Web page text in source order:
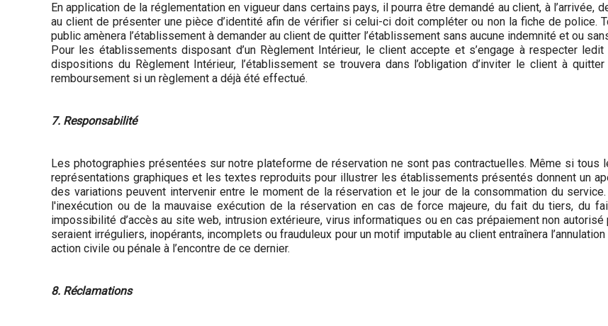
En application de la réglementation en vigueur dans certains pays, il pourra être demandé au client, à
au client de présenter une pièce d’identité afin de vérifier si celui-ci doit compléter ou non la fiche de police.
public amènera l’établissement à demander au client de quitter l’établissement sans aucune indemnité et ou
Pour les établissements disposant d’un Règlement Intérieur, le client accepte et s’engage à respecter
dispositions du Règlement Intérieur, l’établissement se trouvera dans l’obligation d’inviter le client à
remboursement si un règlement a déjà été effectué.
7. Responsabilité
Les photographies présentées sur notre plateforme de réservation ne sont pas contractuelles. Même si
représentations graphiques et les textes reproduits pour illustrer les établissements présentés donnent un
des variations peuvent intervenir entre le moment de la réservation et le jour de la consommation du
l'inexécution ou de la mauvaise exécution de la réservation en cas de force majeure, du fait du tiers, du
impossibilité d’accès au site web, intrusion extérieure, virus informatiques ou en cas prépaiement non
seraient irréguliers, inopérants, incomplets ou frauduleux pour un motif imputable au client entraînera
action civile ou pénale à l’encontre de ce dernier.
8. Réclamations